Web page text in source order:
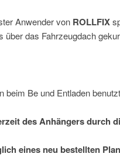
Anwender von ROLLFIX
das Fahrzeugdach
Be und Entladen
des Anhängers durch
eines neu bestellten